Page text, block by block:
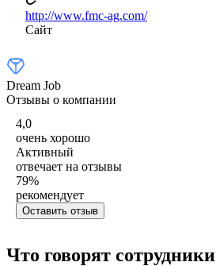
http://www.fmc-ag.com/
Сайт
Dream Job
Отзывы о компании
4,0
очень хорошо
Активный
отвечает на отзывы
79%
рекомендует
Оставить отзыв
Что говорят сотрудники